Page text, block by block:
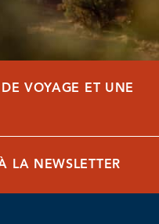
VOYAGE ET UNE
LA NEWSLETTER